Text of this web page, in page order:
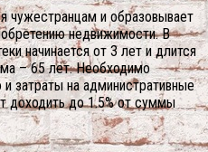
чужестранцам и образовывает
недвижимости. В
начинается от 3 лет и длится
– 65 лет. Необходимо
затраты на административные
доходить до 1.5% от суммы